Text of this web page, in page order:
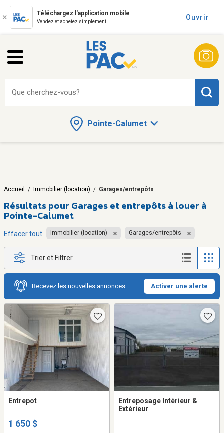
Téléchargez l'application mobile
Vendez et achetez simplement
Ouvrir
Pointe-Calumet
Que cherchez-vous?
Accueil / Immobilier (location) / Garages/entrepôts
Résultats pour Garages et entrepôts à louer à
Pointe-Calumet
Effacer tout Immobilier (location) Garages/entrepôts
Trier et Filtrer
Recevez les nouvelles annonces Activer une alerte
Entrepot
1 650 $
Entreposage Intérieur &
Extérieur